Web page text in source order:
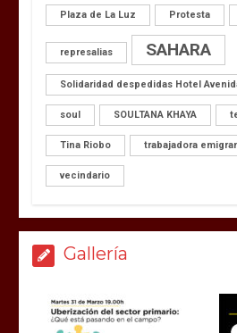
Plaza de La Luz Protesta
represalias SAHARA
Solidaridad despedidas Hotel
soul SOULTANA KHAYA
Tina Riobo trabajadora
vecindario
Gallería